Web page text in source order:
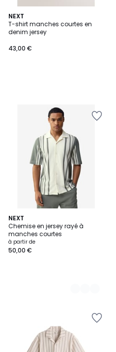
NEXT
T-shirt manches courtes en
denim jersey
43,00 €
NEXT
Chemise en jersey rayé à
manches courtes
à partir de
50,00 €
2
Couleurs